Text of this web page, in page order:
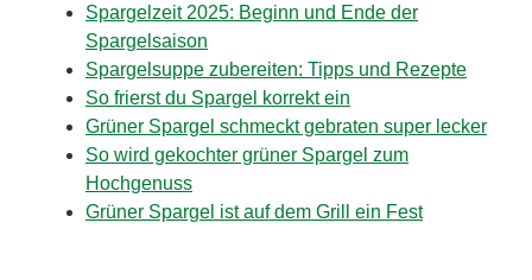
Spargelzeit 2025: Beginn und Ende der
Spargelsaison
Spargelsuppe zubereiten: Tipps und Rezepte
So frierst du Spargel korrekt ein
Grüner Spargel schmeckt gebraten super lecker
So wird gekochter grüner Spargel zum
Hochgenuss
Grüner Spargel ist auf dem Grill ein Fest